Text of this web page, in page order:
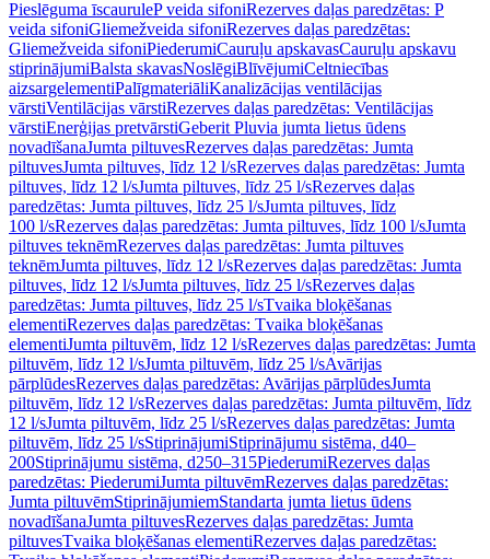
Pieslēguma īscauruleP veida sifoniRezerves daļas paredzētas: P
veida sifoniGliemežveida sifoniRezerves daļas paredzētas:
Gliemežveida sifoniPiederumiCauruļu apskavasCauruļu apskavu
stiprinājumiBalsta skavasNoslēgiBlīvējumiCeltniecības
aizsargelementiPalīgmateriāliKanalizācijas ventilācijas
vārstiVentilācijas vārstiRezerves daļas paredzētas: Ventilācijas
vārstiEnerģijas pretvārstiGeberit Pluvia jumta lietus ūdens
novadīšanaJumta piltuvesRezerves daļas paredzētas: Jumta
piltuvesJumta piltuves, līdz 12 l/sRezerves daļas paredzētas: Jumta
piltuves, līdz 12 l/sJumta piltuves, līdz 25 l/sRezerves daļas
paredzētas: Jumta piltuves, līdz 25 l/sJumta piltuves, līdz
100 l/sRezerves daļas paredzētas: Jumta piltuves, līdz 100 l/sJumta
piltuves teknēmRezerves daļas paredzētas: Jumta piltuves
teknēmJumta piltuves, līdz 12 l/sRezerves daļas paredzētas: Jumta
piltuves, līdz 12 l/sJumta piltuves, līdz 25 l/sRezerves daļas
paredzētas: Jumta piltuves, līdz 25 l/sTvaika bloķēšanas
elementiRezerves daļas paredzētas: Tvaika bloķēšanas
elementiJumta piltuvēm, līdz 12 l/sRezerves daļas paredzētas: Jumta
piltuvēm, līdz 12 l/sJumta piltuvēm, līdz 25 l/sAvārijas
pārplūdesRezerves daļas paredzētas: Avārijas pārplūdesJumta
piltuvēm, līdz 12 l/sRezerves daļas paredzētas: Jumta piltuvēm, līdz
12 l/sJumta piltuvēm, līdz 25 l/sRezerves daļas paredzētas: Jumta
piltuvēm, līdz 25 l/sStiprinājumiStiprinājumu sistēma, d40–
200Stiprinājumu sistēma, d250–315PiederumiRezerves daļas
paredzētas: PiederumiJumta piltuvēmRezerves daļas paredzētas:
Jumta piltuvēmStiprinājumiemStandarta jumta lietus ūdens
novadīšanaJumta piltuvesRezerves daļas paredzētas: Jumta
piltuvesTvaika bloķēšanas elementiRezerves daļas paredzētas: